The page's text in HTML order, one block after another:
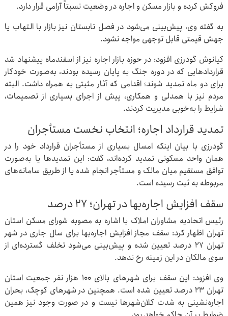
فروکش کرده و بازار مسکن و اجاره در وضعیت نسبتاً آرامی قرار دارد.
به گفته وی، پیش‌بینی می‌شود در فصل تابستان نیز بازار با التهاب یا
جهش قیمتی قابل توجهی مواجه نشود.
کیانوش گودرزی افزود: در حوزه بازار اجاره نیز از اسفندماه پیشنهاد شد
قراردادهایی که در دوره جنگ به پایان رسیده بودند، به‌صورت خودکار
برای دو ماه تمدید شوند؛ اقدامی که آثار مثبتی به همراه داشت. البته
مردم نیز با همدلی و همکاری، پیش از اجرای بسیاری از تصمیمات،
شرایط را به‌خوبی مدیریت کردند.
تمدید قرارداد اجاره؛ انتخاب نخست مستأجران
گودرزی با بیان اینکه امسال بسیاری از مستأجران قرارداد خود را در
همان واحد مسکونی تمدید کرده‌اند، گفت: این تمدیدها یا به‌صورت
توافق مستقیم میان مالک و مستأجر انجام شده یا از طریق سامانه‌های
مربوطه به ثبت رسیده است.
سقف افزایش اجاره‌بها در تهران؛ ۲۷ درصد
رئیس اتحادیه مشاوران املاک با اشاره به مصوبه شورای مسکن استان
تهران اظهار کرد: سقف مجاز افزایش اجاره‌بها برای سال جاری در شهر
تهران ۲۷ درصد تعیین شده و پیش‌بینی می‌شود تخلف گسترده‌ای از
سوی مالکان در این زمینه رخ ندهد.
وی افزود: این سقف برای شهرهای بالای ۱۰۰ هزار نفر جمعیت استان
تهران ۲۳ درصد تعیین شده است. همچنین در شهرهای کوچک، بحران
اجاره‌نشینی به شدت کلان‌شهرها نیست و در صورت وجود نیز همین